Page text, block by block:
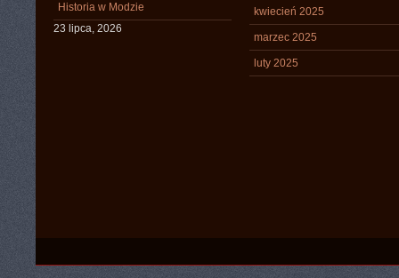
Historia w Modzie
23 lipca, 2026
kwiecień 2025
marzec 2025
luty 2025